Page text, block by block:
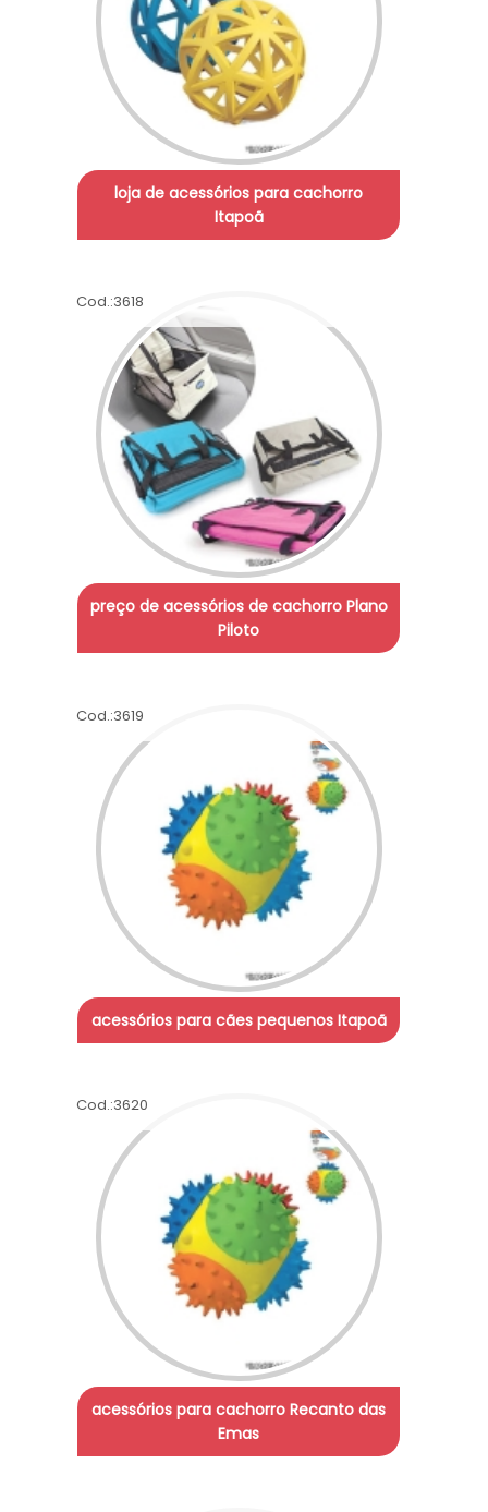
loja de acessórios para cachorro
Itapoã
Cod.:3618
preço de acessórios de cachorro Plano
Piloto
Cod.:3619
acessórios para cães pequenos Itapoã
Cod.:3620
acessórios para cachorro Recanto das
Emas